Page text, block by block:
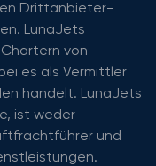
Drittanbieter-
LunaJets
von
es als Vermittler
handelt. LunaJets
ist weder
und